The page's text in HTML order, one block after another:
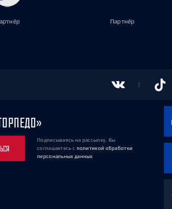
Партнёр
Подписываясь на рассылку, Вы
соглашаетесь с политикой обработки
персональных данных